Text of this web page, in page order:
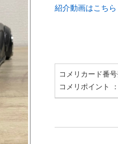
紹介動画はこちら
コメリカード番
コメリポイント ：